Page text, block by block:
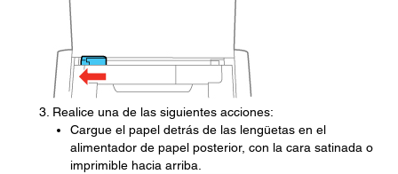
Realice una de las siguientes acciones:
Cargue el papel detrás de las lengüetas en el
alimentador de papel posterior, con la cara satinada o
imprimible hacia arriba.